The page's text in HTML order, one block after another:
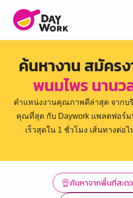
ค้นหางาน สมัคร
พนมไพร นานว
ตำแหน่งงานคุณภาพดีล่าสุด จาก
คุณที่สุด กับ Daywork แพลตฟอร์
เร็วสุดใน 1 ชั่วโมง เส้นทางต่
ค้นหาจากพื้นที่สะด